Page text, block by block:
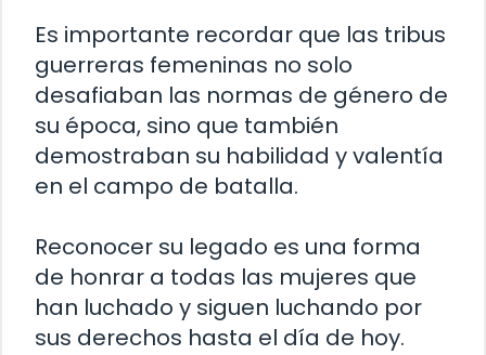
Es importante recordar que las tribus
guerreras femeninas no solo
desafiaban las normas de género de
su época, sino que también
demostraban su habilidad y valentía
en el campo de batalla.
Reconocer su legado es una forma
de honrar a todas las mujeres que
han luchado y siguen luchando por
sus derechos hasta el día de hoy.